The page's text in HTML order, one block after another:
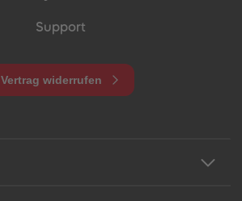
Support
Vertrag widerrufen